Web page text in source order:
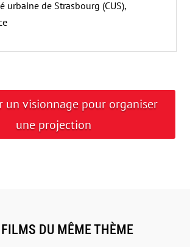
urbaine de Strasbourg (CUS),
un visionnage pour organiser
une projection
DU MÊME THÈME